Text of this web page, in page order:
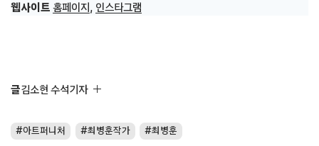
웹사이트 홈페이지 인스타그램
글김소현 수석기자
아트퍼니처 최병훈작가 최병훈